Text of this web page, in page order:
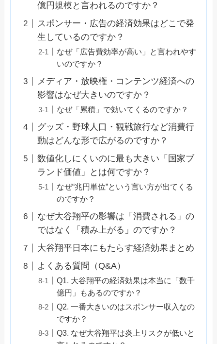
億円規模と言われるのですか？
スポンサー・広告の経済効果はどこで発
生しているのですか？
なぜ「広告費効率が高い」と言われやす
いのですか？
メディア・放映権・コンテンツ経済への
影響はなぜ大きいのですか？
なぜ「累積」で効いてくるのですか？
グッズ・野球人口・観戦旅行など消費行
動はどんな形で広がるのですか？
数値化しにくいのに最も大きい「国家ブ
ランド価値」とは何ですか？
なぜ“兆円単位”という言い方が出てくる
のですか？
なぜ大谷翔平の影響は「消費される」の
ではなく「積み上がる」のですか？
大谷翔平日本にもたらす経済効果まとめ
よくある質問（Q&A）
Q1. 大谷翔平の経済効果は本当に「数千
億円」もあるのですか？
Q2. 一番大きいのはスポンサー収入なの
ですか？
Q3. なぜ大谷翔平は炎上リスクが低いと